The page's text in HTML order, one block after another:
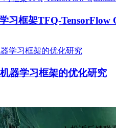
习框架TFQ-
器学习框架的优化研究